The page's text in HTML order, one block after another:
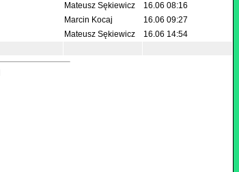
Mateusz Sękiewicz
16.06 08:16
Marcin Kocaj
16.06 09:27
Mateusz Sękiewicz 16.06 14:54